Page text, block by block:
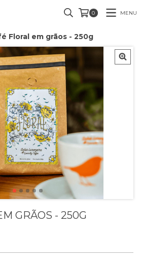
0 MENU
Floral em grãos - 250g
GRÃOS - 250G